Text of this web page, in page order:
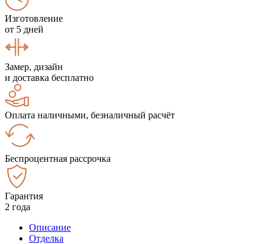
Изготовление
от 5 дней
Замер, дизайн
и доставка бесплатно
Оплата наличными, безналичный расчёт
Беспроцентная рассрочка
Гарантия
2 года
Описание
Отделка